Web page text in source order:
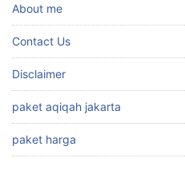
About me
Contact Us
Disclaimer
paket aqiqah jakarta
paket harga